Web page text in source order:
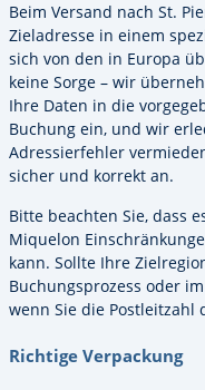
Beim Versand nach St.
Zieladresse in einem
sich von den in Europa
keine Sorge – wir
Ihre Daten in die
Buchung ein, und wir
Adressierfehler
sicher und korrekt an.
Bitte beachten Sie, dass
Miquelon
kann. Sollte Ihre
Buchungsprozess oder
wenn Sie die Postleitzahl
Richtige Verpackung